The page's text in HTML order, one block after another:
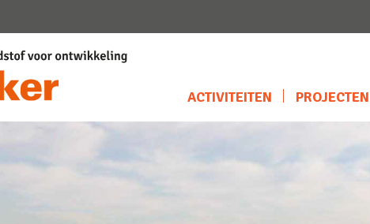
ACTIVITEITEN PROJECTEN